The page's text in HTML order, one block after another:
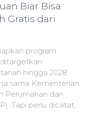
Biar Bisa
Gratis dari
program
hingga 2028.
sama Kementerian
Perumahan dan
Tapi perlu dicatat,